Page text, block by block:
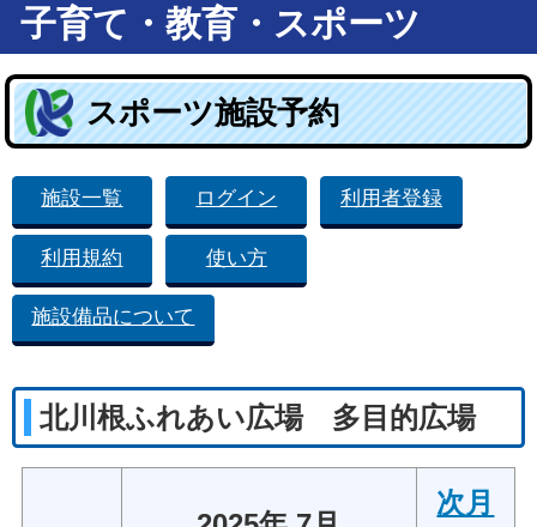
子育て・教育・スポーツ
スポーツ施設予約
施設一覧 ログイン 利用者登録
利用規約 使い方
施設備品について
北川根ふれあい広場 多目的広場
次月